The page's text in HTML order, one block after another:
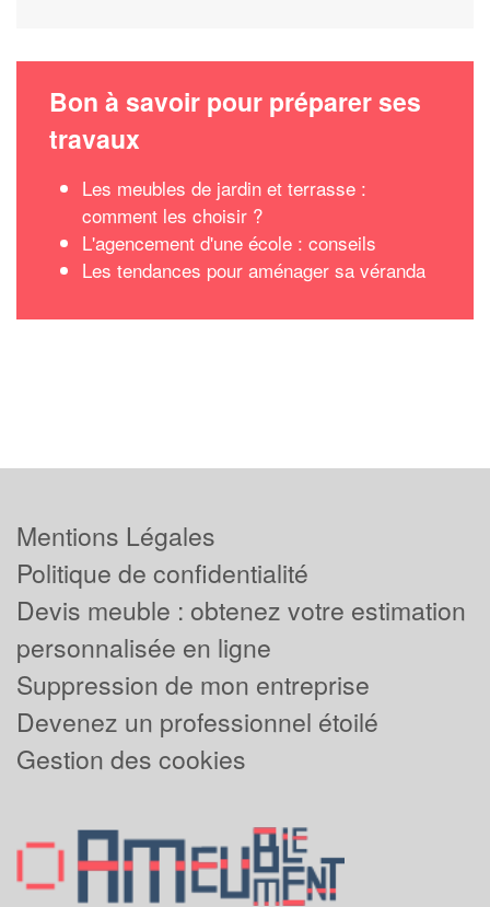
Bon à savoir pour préparer ses
travaux
Les meubles de jardin et terrasse :
comment les choisir ?
L'agencement d'une école : conseils
Les tendances pour aménager sa véranda
Mentions Légales
Politique de confidentialité
Devis meuble : obtenez votre estimation
personnalisée en ligne
Suppression de mon entreprise
Devenez un professionnel étoilé
Gestion des cookies